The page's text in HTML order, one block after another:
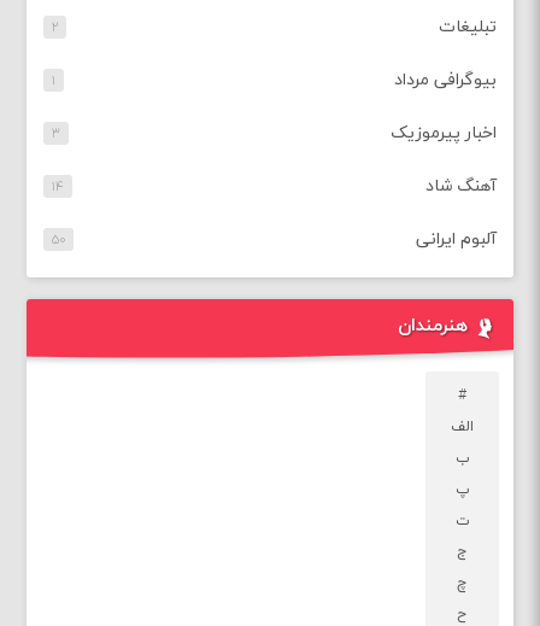
تبلیغات ۲
بیوگرافی مرداد ۱
اخبار پیرموزیک ۳
آهنگ شاد ۱۴
آلبوم ایرانی ۵۰
هنرمندان
#
الف
ب
پ
ت
ج
چ
ح